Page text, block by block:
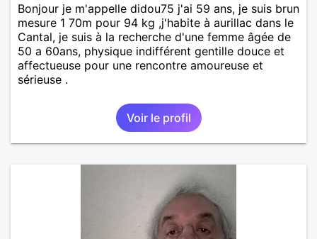
Bonjour je m'appelle didou75 j'ai 59 ans, je suis brun
mesure 1 70m pour 94 kg ,j'habite à aurillac dans le
Cantal, je suis à la recherche d'une femme âgée de
50 a 60ans, physique indifférent gentille douce et
affectueuse pour une rencontre amoureuse et
sérieuse .
Voir le profil